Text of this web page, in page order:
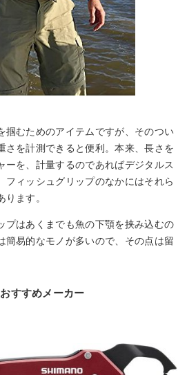
掴むためのアイテムですが、そのつい
さを計測できると便利。本来、長さを
ーを、計量するのであればデジタルス
フィッシュグリップのなかにはそれら
ます。
プはあくまでも魚の下顎を挟み込むの
簡易的なモノが多いので、その点は留
すすめメーカー